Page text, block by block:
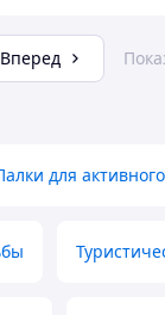
Вперед
для